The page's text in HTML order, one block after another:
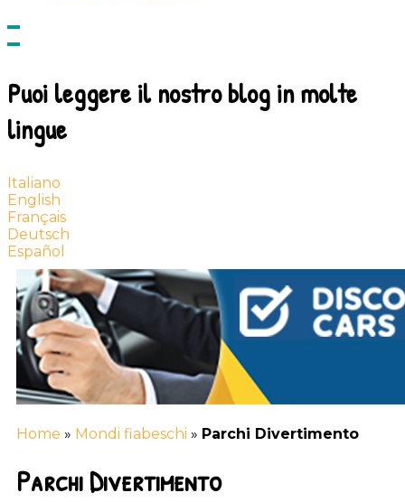
Show
side
Hide
Puoi leggere il nostro blog in molte
lingue
Italiano
English
Français
Deutsch
Español
Home » Mondi fiabeschi » Parchi Divertimento
Parchi Divertimento